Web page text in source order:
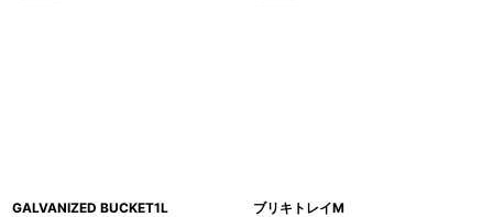
GALVANIZED BUCKET1L
ブリキトレイM